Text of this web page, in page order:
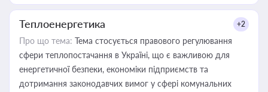
Теплоенергетика +2
Про що тема: Тема стосується правового регулювання
сфери теплопостачання в Україні, що є важливою для
енергетичної безпеки, економіки підприємств та
дотримання законодавчих вимог у сфері комунальних